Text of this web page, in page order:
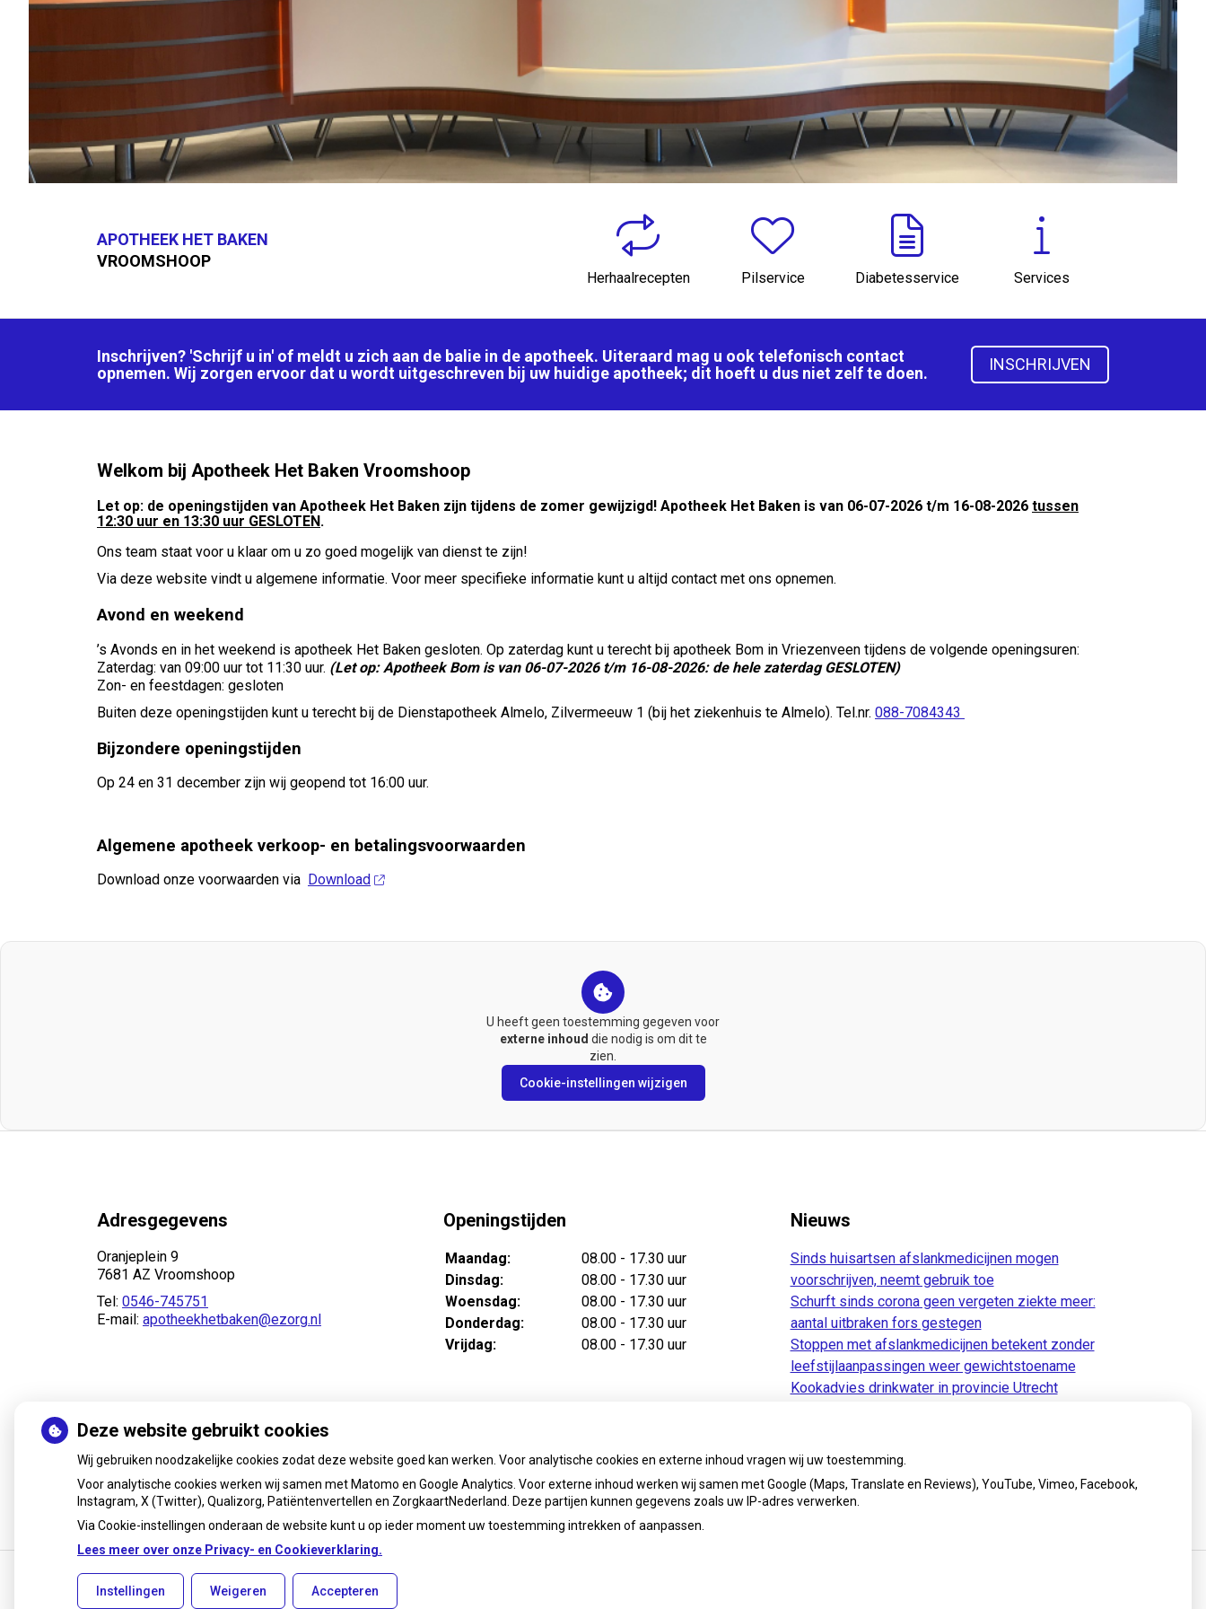
APOTHEEK HET BAKEN
VROOMSHOOP
Herhaalrecepten Pilservice Diabetesservice Services
Inschrijven? 'Schrijf u in' of meldt u zich aan de balie in de apotheek. Uiteraard mag u ook telefonisch contact
opnemen. Wij zorgen ervoor dat u wordt uitgeschreven bij uw huidige apotheek; dit hoeft u dus niet zelf te doen.
INSCHRIJVEN
Welkom bij Apotheek Het Baken Vroomshoop
Let op: de openingstijden van Apotheek Het Baken zijn tijdens de zomer gewijzigd! Apotheek Het Baken is van 06-07-2026 t/m 16-08-2026 tussen
12:30 uur en 13:30 uur GESLOTEN .
Ons team staat voor u klaar om u zo goed mogelijk van dienst te zijn!
Via deze website vindt u algemene informatie. Voor meer specifieke informatie kunt u altijd contact met ons opnemen.
Avond en weekend
’s Avonds en in het weekend is apotheek Het Baken gesloten. Op zaterdag kunt u terecht bij apotheek Bom in Vriezenveen tijdens de volgende openingsuren:
Zaterdag: van 09:00 uur tot 11:30 uur. (Let op: Apotheek Bom is van 06-07-2026 t/m 16-08-2026: de hele zaterdag GESLOTEN)
Zon- en feestdagen: gesloten
Buiten deze openingstijden kunt u terecht bij de Dienstapotheek Almelo, Zilvermeeuw 1 (bij het ziekenhuis te Almelo). Tel.nr. 088-7084343
Bijzondere openingstijden
Op 24 en 31 december zijn wij geopend tot 16:00 uur.
Algemene apotheek verkoop- en betalingsvoorwaarden
Download onze voorwaarden via Download
U heeft geen toestemming gegeven voor
externe inhoud die nodig is om dit te
zien.
Cookie-instellingen wijzigen
Adresgegevens
Oranjeplein 9
7681 AZ Vroomshoop
Tel: 0546-745751
E-mail: apotheekhetbaken@ezorg.nl
Openingstijden
Maandag:
08.00 - 17.30 uur
Dinsdag:
08.00 - 17.30 uur
Woensdag:
08.00 - 17.30 uur
Donderdag:
08.00 - 17.30 uur
Vrijdag:
08.00 - 17.30 uur
Nieuws
Sinds huisartsen afslankmedicijnen mogen
voorschrijven, neemt gebruik toe
Schurft sinds corona geen vergeten ziekte meer:
aantal uitbraken fors gestegen
Stoppen met afslankmedicijnen betekent zonder
leefstijlaanpassingen weer gewichtstoename
Kookadvies drinkwater in provincie Utrecht
baby’s ziek maken
Uw Zorg Online|Beheer
Deze website gebruikt cookies
Wij gebruiken noodzakelijke cookies zodat deze website goed kan werken. Voor analytische cookies en externe inhoud vragen wij uw toestemming.
Voor analytische cookies werken wij samen met Matomo en Google Analytics. Voor externe inhoud werken wij samen met Google (Maps, Translate en Reviews), YouTube, Vimeo, Facebook,
Instagram, X (Twitter), Qualizorg, Patiëntenvertellen en ZorgkaartNederland. Deze partijen kunnen gegevens zoals uw IP-adres verwerken.
Via Cookie-instellingen onderaan de website kunt u op ieder moment uw toestemming intrekken of aanpassen.
Lees meer over onze Privacy- en Cookieverklaring.
Instellingen Weigeren Accepteren